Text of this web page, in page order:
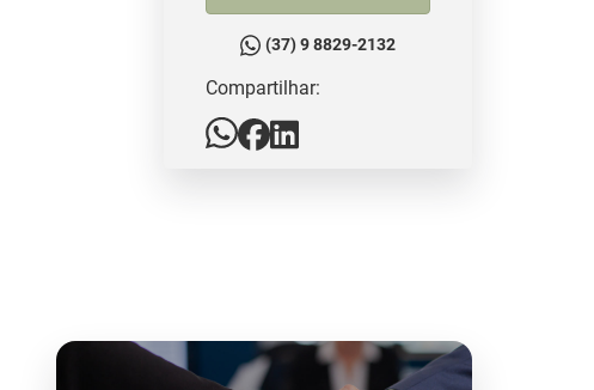
(37) 9 8829-2132
Compartilhar: